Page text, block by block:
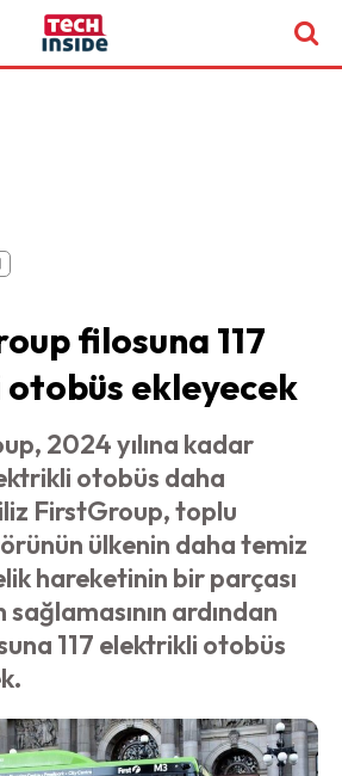
filosuna 117
ekleyecek
2024 yılına kadar
otobüs daha
FirstGroup, toplu
ülkenin daha temiz
hareketinin bir parçası
ardından
117 elektrikli otobüs